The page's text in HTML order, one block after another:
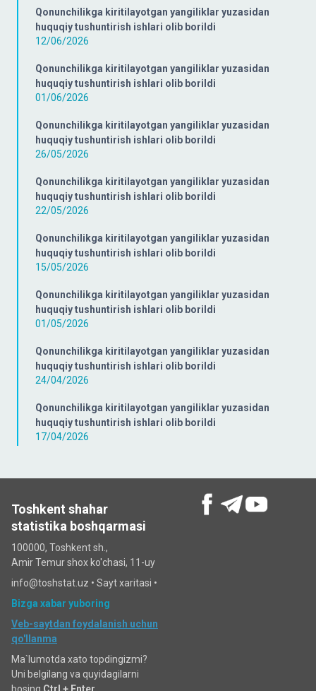
Qonunchilikga kiritilayotgan yangiliklar yuzasidan
huquqiy tushuntirish ishlari olib borildi
12/06/2026
Qonunchilikga kiritilayotgan yangiliklar yuzasidan
huquqiy tushuntirish ishlari olib borildi
01/06/2026
Qonunchilikga kiritilayotgan yangiliklar yuzasidan
huquqiy tushuntirish ishlari olib borildi
26/05/2026
Qonunchilikga kiritilayotgan yangiliklar yuzasidan
huquqiy tushuntirish ishlari olib borildi
22/05/2026
Qonunchilikga kiritilayotgan yangiliklar yuzasidan
huquqiy tushuntirish ishlari olib borildi
15/05/2026
Qonunchilikga kiritilayotgan yangiliklar yuzasidan
huquqiy tushuntirish ishlari olib borildi
01/05/2026
Qonunchilikga kiritilayotgan yangiliklar yuzasidan
huquqiy tushuntirish ishlari olib borildi
24/04/2026
Qonunchilikga kiritilayotgan yangiliklar yuzasidan
huquqiy tushuntirish ishlari olib borildi
17/04/2026
Toshkent shahar
statistika boshqarmasi
100000, Toshkent sh.,
Amir Temur shox ko'chasi, 11-uy
info@toshstat.uz • Sayt xaritasi •
Bizga xabar yuboring
Veb-saytdan foydalanish uchun
qo'llanma
Ma`lumotda xato topdingizmi?
Uni belgilang va quyidagilarni